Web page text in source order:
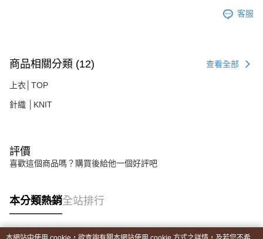
客服
商品相關分類 (12) 查看全部
上衣│TOP
針織 │KNIT
評價
喜歡這個商品嗎？購買後給他一個好評吧
本分類熱銷全站排行